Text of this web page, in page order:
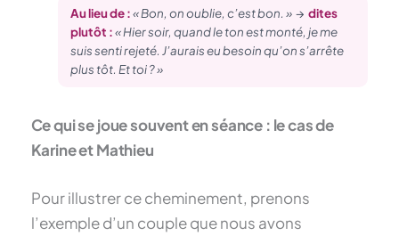
Au lieu de :« Bon, on oublie, c’est bon. »→ dites
plutôt :« Hier soir, quand le ton est monté, je me
suis senti rejeté. J’aurais eu besoin qu’on s’arrête
plus tôt. Et toi ? »
Ce qui se joue souvent en séance : le cas de
Karine et Mathieu
Pour illustrer ce cheminement, prenons
l’exemple d’un couple que nous avons